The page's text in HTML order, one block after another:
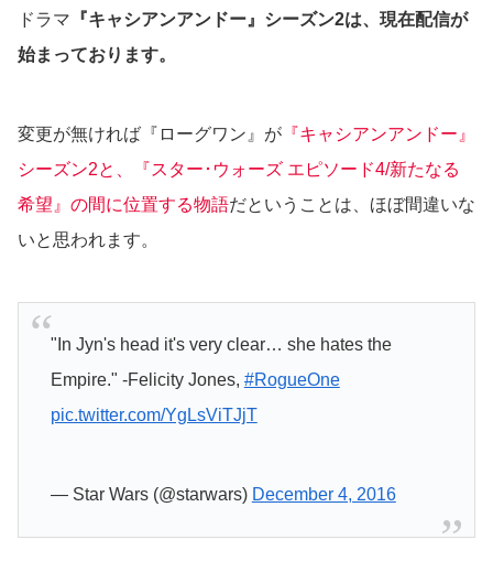
ドラマ 『キャシアンアンドー』シーズン2は、現在配信が
始まっております。
変更が無ければ『ローグワン』が 『キャシアンアンドー』
シーズン2と、『スター･ウォーズ エピソード4/新たなる
希望』の間に位置する物語だということは、ほぼ間違いな
いと思われます。
"In Jyn's head it's very clear… she hates the
Empire." -Felicity Jones, #RogueOne
pic.twitter.com/YgLsViTJjT
— Star Wars (@starwars) December 4, 2016